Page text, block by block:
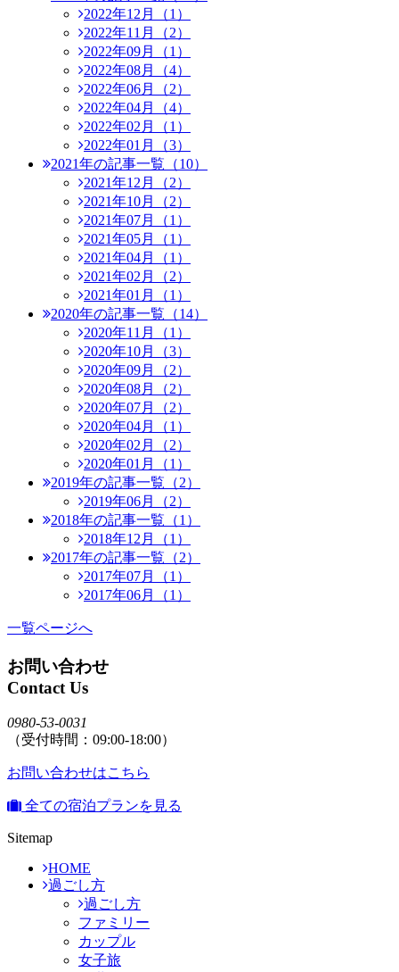
2022年12月（1）
2022年11月（2）
2022年09月（1）
2022年08月（4）
2022年06月（2）
2022年04月（4）
2022年02月（1）
2022年01月（3）
2021年の記事一覧（10）
2021年12月（2）
2021年10月（2）
2021年07月（1）
2021年05月（1）
2021年04月（1）
2021年02月（2）
2021年01月（1）
2020年の記事一覧（14）
2020年11月（1）
2020年10月（3）
2020年09月（2）
2020年08月（2）
2020年07月（2）
2020年04月（1）
2020年02月（2）
2020年01月（1）
2019年の記事一覧（2）
2019年06月（2）
2018年の記事一覧（1）
2018年12月（1）
2017年の記事一覧（2）
2017年07月（1）
2017年06月（1）
一覧ページへ
お問い合わせ
Contact Us
0980-53-0031
（受付時間：09:00-18:00）
お問い合わせはこちら
全ての宿泊プランを見る
Sitemap
HOME
過ごし方
過ごし方
ファミリー
カップル
女子旅